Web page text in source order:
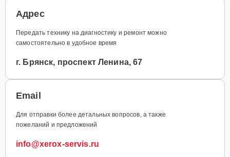
Адрес
Передать технику на диагностику и ремонт можно
самостоятельно в удобное время
г. Брянск, проспект Ленина, 67
Email
Для отправки более детальных вопросов, а также
пожеланий и предложений
info@xerox-servis.ru